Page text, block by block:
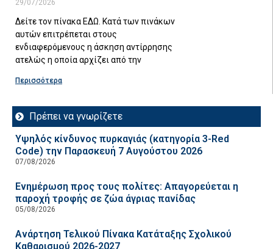
29/07/2026
Δείτε τον πίνακα ΕΔΩ. Κατά των πινάκων
αυτών επιτρέπεται στους
ενδιαφερόμενους η άσκηση αντίρρησης
ατελώς η οποία αρχίζει από την
Περισσότερα
Πρέπει να γνωρίζετε
Υψηλός κίνδυνος πυρκαγιάς (κατηγορία 3-Red
Code) την Παρασκευή 7 Αυγούστου 2026
07/08/2026
Ενημέρωση προς τους πολίτες: Απαγορεύεται η
παροχή τροφής σε ζώα άγριας πανίδας
05/08/2026
Ανάρτηση Τελικού Πίνακα Κατάταξης Σχολικού
Καθαρισμού 2026-2027